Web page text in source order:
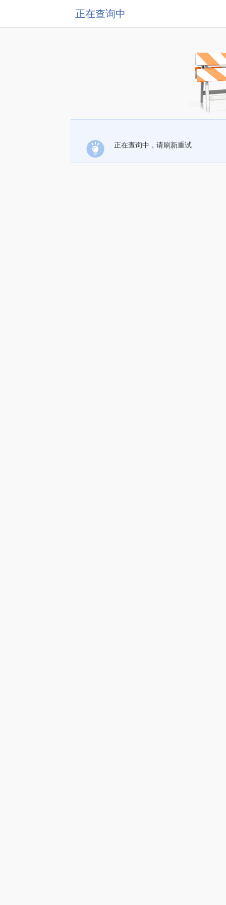
正在查询中
正在查询中，请刷新重试